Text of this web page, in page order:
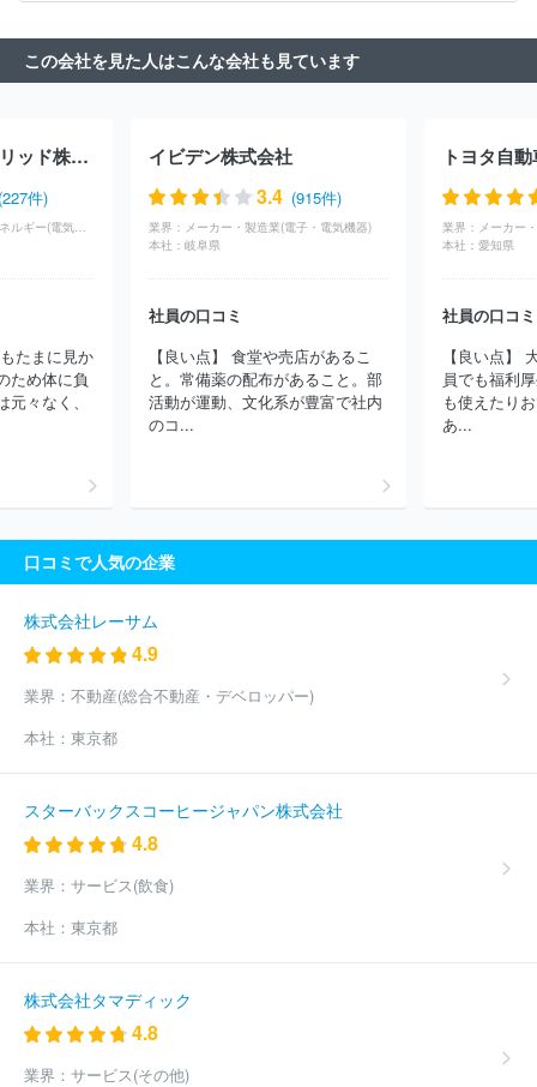
スズキ株式会社
日本車輌製造株式会社 豊田合成株式会社
株
式会社アイシン
ダイハツ工業株式会社
株式会社東海理化電機製
作所
しげる工業株式会社 トヨタ自動車東日本株式会社
株式会
ミツバ
株式会社エフテック 株式会社エイチワン
トヨタ自動車
北海道株式会社
株式会社ショーワ マレリ株式会社
オートリブ
株式会社
株式会社ミクニ
式会社
株式会社ＩＨＩ原動機 三菱自動車工業株式会社
株式会
日立交通テクノロジー株式会社
株式会社ＩＨＩ
会社
曙ブレーキ工業株式会社 日本アビオニクス株式会社
株式
会社ＴＢＫ
三菱ふそうトラック・バス株式会社
三恵技研工業株
式会社
いすゞ自動車株式会社
ニデックパワートレインシステム
この会社を見た人はこんな会社も見ています
中部電力パワーグリッド株式会社
件)
たまに見か
ため体に負
々なく、
イビデン株式会社
3.4 (915件)
業界： メーカー・製造業(電子・電気機器)
本社： 岐阜県
社員の口コミ
【良い点】 食堂や売店があるこ
と。常備薬の配布があること。部
活動が運動、文化系が豊富で社内
のコ...
トヨタ自
業界： メーカー
本社： 愛知県
社員の口コミ
【良い点】
員でも福利
も使えたり
あ...
口コミで人気の企業
株式会社レーサム
4.9
業界： 不動産(総合不動産・デベロッパー)
本社： 東京都
スターバックスコーヒージャパン株式会社
4.8
業界： サービス(飲食)
本社： 東京都
株式会社タマディック
4.8
業界： サービス(その他)